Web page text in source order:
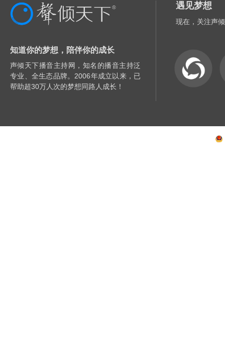
知道你的梦想，陪伴你的成长
声倾天下播音主持网，知名的播音主持泛
专业、全生态品牌。2006年成立以来，已
帮助超30万人次的梦想同路人成长！
遇见梦想
现在，关注声